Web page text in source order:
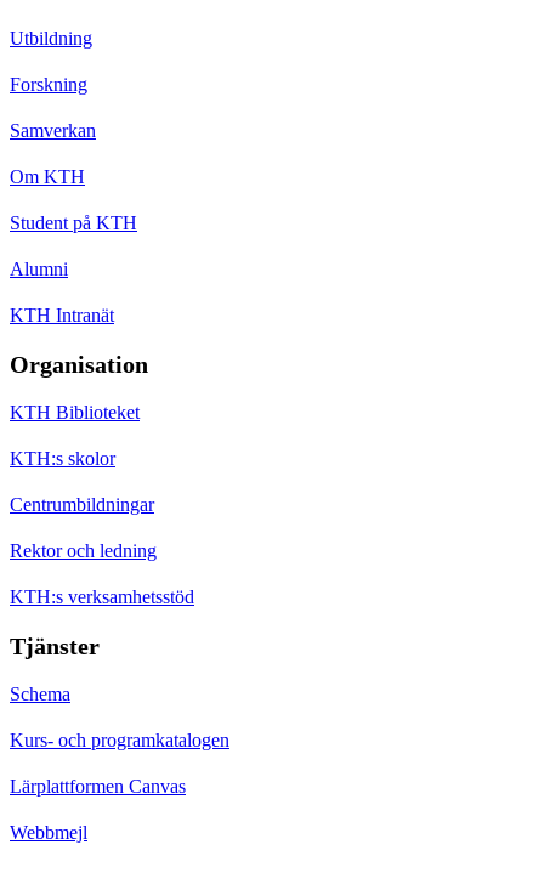
Utbildning
Forskning
Samverkan
Om KTH
Student på KTH
Alumni
KTH Intranät
Organisation
KTH Biblioteket
KTH:s skolor
Centrumbildningar
Rektor och ledning
KTH:s verksamhetsstöd
Tjänster
Schema
Kurs- och programkatalogen
Lärplattformen Canvas
Webbmejl